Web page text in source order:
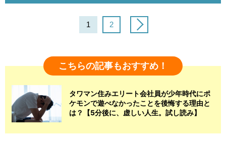
1 2
こちらの記事もおすすめ！
タワマン住みエリート会社員が少年時代にポ
ケモンで遊べなかったことを後悔する理由と
は？【5分後に、虚しい人生。試し読み】